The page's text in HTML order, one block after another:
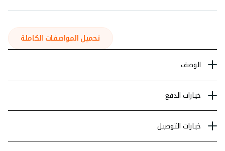
تحميل المواصفات الكاملة
الوصف
خيارات الدفع
خيارات التوصيل